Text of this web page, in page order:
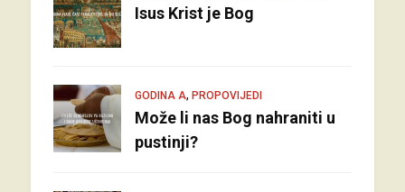
Isus Krist je Bog
GODINA A, PROPOVIJEDI
Može li nas Bog nahraniti u
pustinji?